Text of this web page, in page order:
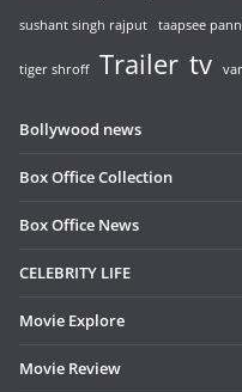
sushant singh rajput taapsee
tiger shroff Trailer tv
Bollywood news
Box Office Collection
Box Office News
CELEBRITY LIFE
Movie Explore
Movie Review